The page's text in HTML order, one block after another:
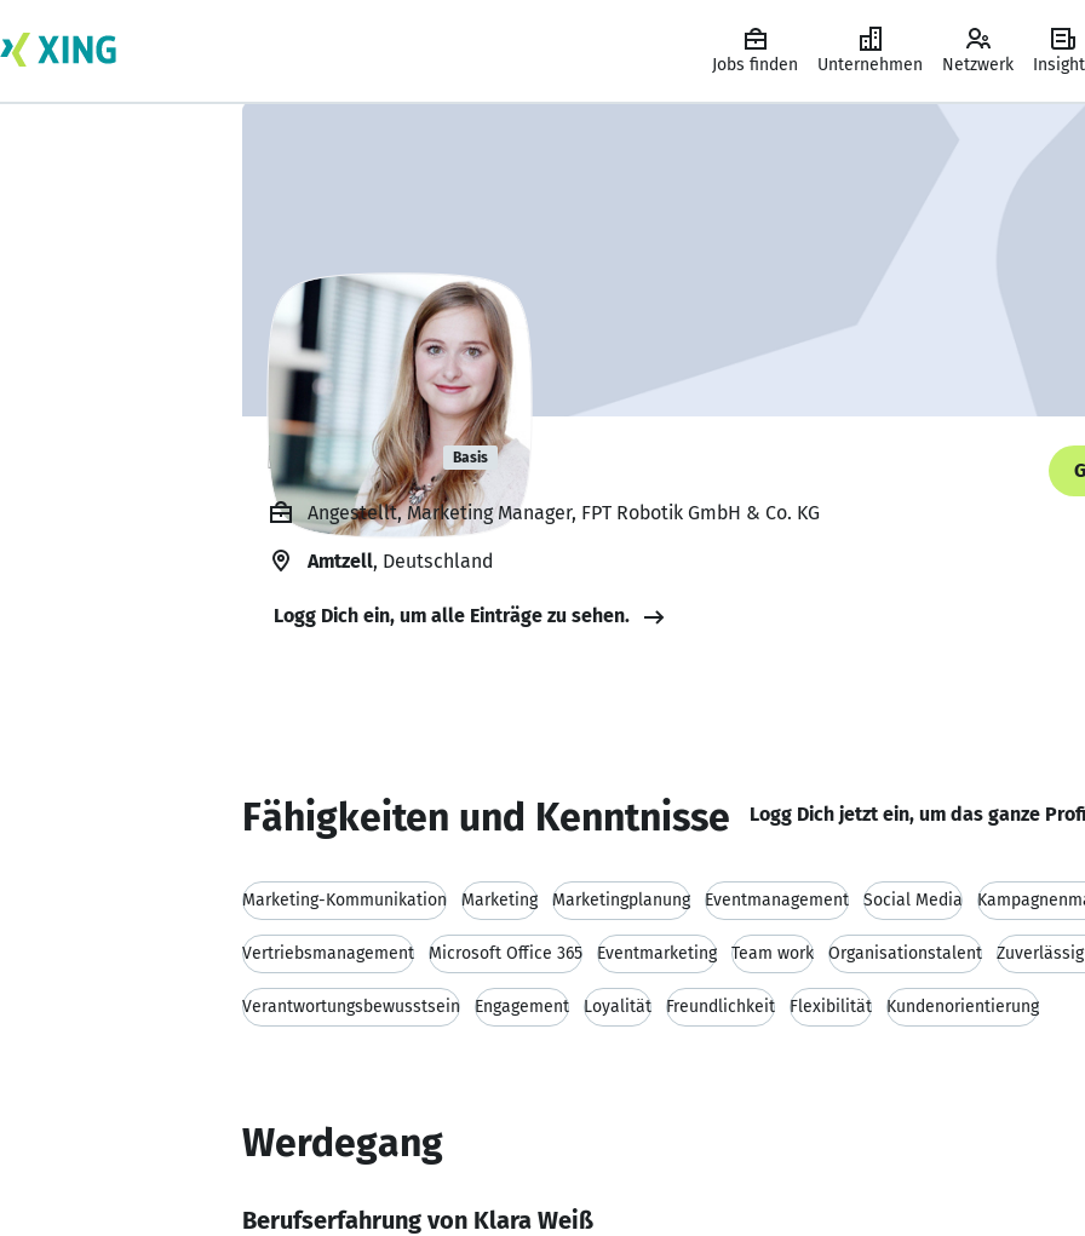
Jobs finden Unternehmen Netzwerk
Klara Weiß Basis
Angestellt, Marketing Manager, FPT Robotik GmbH & Co. KG
Amtzell, Deutschland
Logg Dich ein, um alle Einträge zu sehen.
Fähigkeiten und Kenntnisse Logg Dich jetzt ein, um das ganze
Marketing-Kommunikation Marketing Marketingplanung Eventmanagement Social Media
Vertriebsmanagement Microsoft Office 365 Eventmarketing Team work Organisationstalent
Verantwortungsbewusstsein Engagement Loyalität Freundlichkeit Flexibilität Kundenorientierung
Werdegang
Berufserfahrung von Klara Weiß